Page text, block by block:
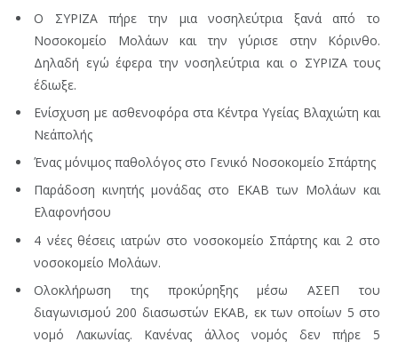
Ο ΣΥΡΙΖΑ πήρε την μια νοσηλεύτρια ξανά από το
Νοσοκομείο Μολάων και την γύρισε στην Κόρινθο.
Δηλαδή εγώ έφερα την νοσηλεύτρια και ο ΣΥΡΙΖΑ τους
έδιωξε.
Ενίσχυση με ασθενοφόρα στα Κέντρα Υγείας Βλαχιώτη και
Νεάπολής
Ένας μόνιμος παθολόγος στο Γενικό Νοσοκομείο Σπάρτης
Παράδοση κινητής μονάδας στο ΕΚΑΒ των Μολάων και
Ελαφονήσου
4 νέες θέσεις ιατρών στο νοσοκομείο Σπάρτης και 2 στο
νοσοκομείο Μολάων.
Ολοκλήρωση της προκύρηξης μέσω ΑΣΕΠ του
διαγωνισμού 200 διασωστών ΕΚΑΒ, εκ των οποίων 5 στο
νομό Λακωνίας. Κανένας άλλος νομός δεν πήρε 5